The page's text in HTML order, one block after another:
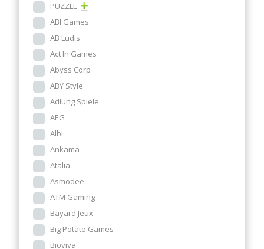
PUZZLE
ABI Games
AB Ludis
Act In Games
Abyss Corp
ABY Style
Adlung Spiele
AEG
Albi
Ankama
Atalia
Asmodee
ATM Gaming
Bayard Jeux
Big Potato Games
Bioviva